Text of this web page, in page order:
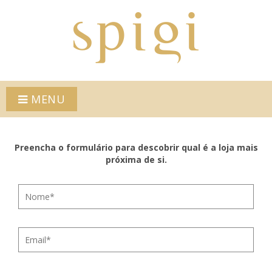
MENU
Preencha o formulário para descobrir qual é a loja mais
próxima de si.